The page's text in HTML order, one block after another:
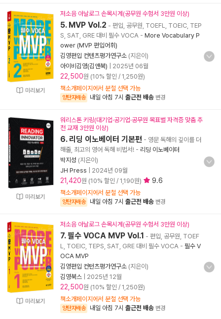
미리보기
저소음 아날로그 손목시계(공무원 수험서 3만원 이상)
5. MVP Vol.2 - 편입, 공무원, TOEFL, TOEIC, TEP
S, SAT, GRE 대비 필수 VOCA - More Vocabulary P
ower (MVP 편입어휘)
김영편입 컨텐츠평가연구소 (지은이)
아이비김영(김앤북)
2025년 06월
22,500원 (10% 할인 / 1,250원)
책소개페이지에서 분철 선택 가능
양탄자배송 내일 아침 7시 출근전 배송 변경
미리보기
워리스톤 키링(대기업·공기업·공무원 목표별 자격증 맞춤 추
천 교재 3만원 이상)
6. 리딩 이노베이터 기본편 - 영문 독해의 깊이를 더
해줄, 최고의 영어 독해 비법서! - 리딩 이노베이터
박지성 (지은이)
JH Press
2024년 09월
21,420원 (10% 할인 / 1,190원) 9.6
책소개페이지에서 분철 선택 가능
양탄자배송 내일 아침 7시 출근전 배송 변경
미리보기
저소음 아날로그 손목시계(공무원 수험서 3만원 이상)
7. 필수 VOCA MVP Vol.1 - 편입, 공무원, TOEF
L, TOEIC, TEPS, SAT, GRE 대비 필수 VOCA - 필수 V
OCA MVP
김영편입 컨턴츠평가연구소 (지은이)
김영북스
2025년 12월
22,500원 (10% 할인 / 1,250원)
책소개페이지에서 분철 선택 가능
양탄자배송 내일 아침 7시 출근전 배송 변경